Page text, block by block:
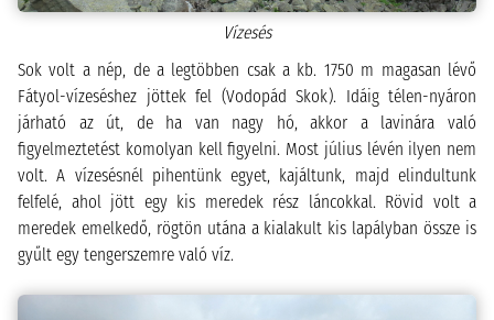
Vízesés
Sok volt a nép, de a legtöbben csak a kb. 1750 m magasan lévő
Fátyol-vízeséshez jöttek fel (Vodopád Skok). Idáig télen-nyáron
járható az út, de ha van nagy hó, akkor a lavinára való
figyelmeztetést komolyan kell figyelni. Most július lévén ilyen nem
volt. A vízesésnél pihentünk egyet, kajáltunk, majd elindultunk
felfelé, ahol jött egy kis meredek rész láncokkal. Rövid volt a
meredek emelkedő, rögtön utána a kialakult kis lapályban össze is
gyűlt egy tengerszemre való víz.